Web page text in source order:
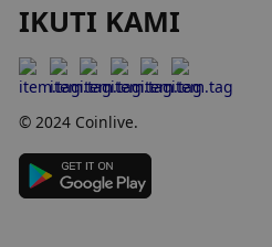
IKUTI KAMI
© 2024 Coinlive.